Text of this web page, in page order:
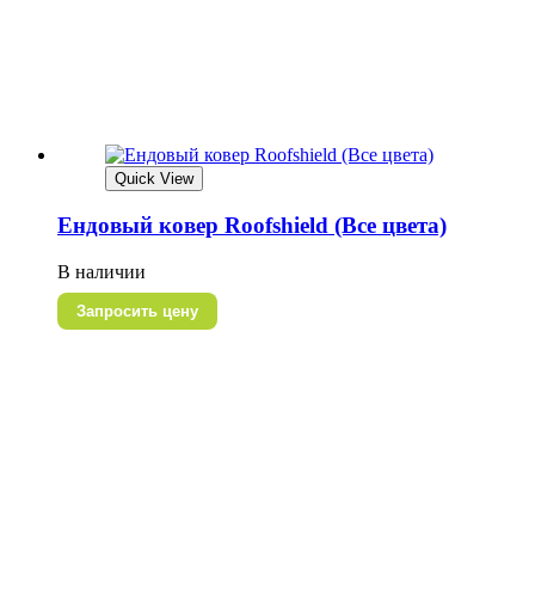
Quick View
Ендовый ковер Roofshield (Все цвета)
В наличии
Запросить цену